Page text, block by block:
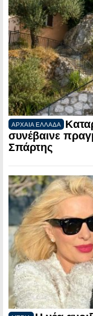
ΑΡΧΑΙΑ ΕΛΛΑΔΑ
συνέβαινε
Σπάρτης